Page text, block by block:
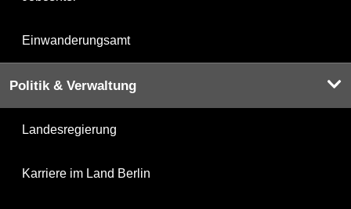
Einwanderungsamt
Politik & Verwaltung
Landesregierung
Karriere im Land Berlin